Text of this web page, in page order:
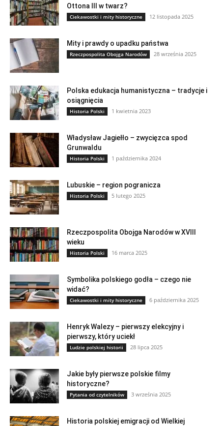
Ottona III w twarz?
Ciekawostki i mity historyczne 12 listopada 2025
Mity i prawdy o upadku państwa
Rzeczpospolita Obojga Narodów 28 września 2025
Polska edukacja humanistyczna – tradycje i
osiągnięcia
Historia Polski 1 kwietnia 2023
Władysław Jagiełło – zwycięzca spod
Grunwaldu
Historia Polski 1 października 2024
Lubuskie – region pogranicza
Historia Polski 5 lutego 2025
Rzeczpospolita Obojga Narodów w XVIII
wieku
Historia Polski 16 marca 2025
Symbolika polskiego godła – czego nie
widać?
Ciekawostki i mity historyczne 6 października 2025
Henryk Walezy – pierwszy elekcyjny i
pierwszy, który uciekł
Ludzie polskiej historii 28 lipca 2025
Jakie były pierwsze polskie filmy
historyczne?
Pytania od czytelników 3 września 2025
Historia polskiej emigracji od Wielkiej